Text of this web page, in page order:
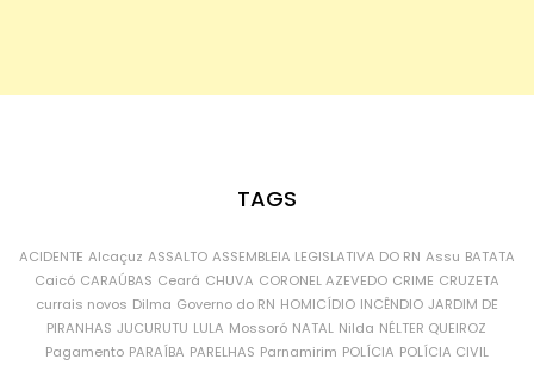
TAGS
ACIDENTE Alcaçuz ASSALTO ASSEMBLEIA LEGISLATIVA DO RN Assu BATATA
Caicó CARAÚBAS Ceará CHUVA CORONEL AZEVEDO CRIME CRUZETA
currais novos Dilma Governo do RN HOMICÍDIO INCÊNDIO JARDIM DE
PIRANHAS JUCURUTU LULA Mossoró NATAL Nilda NÉLTER QUEIROZ
Pagamento PARAÍBA PARELHAS Parnamirim POLÍCIA POLÍCIA CIVIL